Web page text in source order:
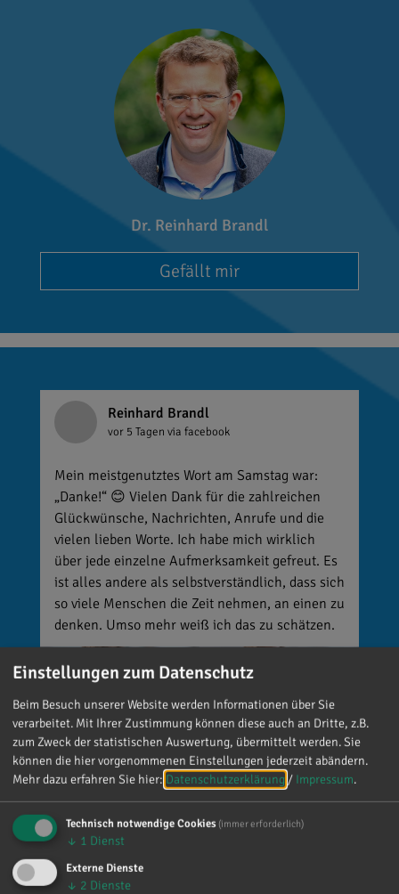
Dr. Reinhard Brandl
Gefällt mir
Reinhard Brandl
vor 5 Tagen via facebook
Mein meistgenutztes Wort am Samstag war:
„Danke!“ 😊 Vielen Dank für die zahlreichen
Glückwünsche, Nachrichten, Anrufe und die
vielen lieben Worte. Ich habe mich wirklich
über jede einzelne Aufmerksamkeit gefreut. Es
ist alles andere als selbstverständlich, dass sich
so viele Menschen die Zeit nehmen, an einen zu
denken. Umso mehr weiß ich das zu schätzen.
Reinhard Brandl
vor 6 Tagen
Einstellungen zum Datenschutz
Beim Besuch unserer Website werden Informationen über Sie
verarbeitet. Mit Ihrer Zustimmung können diese auch an Dritte, z.B.
zum Zweck der statistischen Auswertung, übermittelt werden. Sie
können die hier vorgenommenen Einstellungen jederzeit abändern.
Mehr dazu erfahren Sie hier: Datenschutzerklärung / Impressum.
Technisch notwendige Cookies (immer erforderlich)
↓ 1 Dienst
Externe Dienste
↓ 2 Dienste